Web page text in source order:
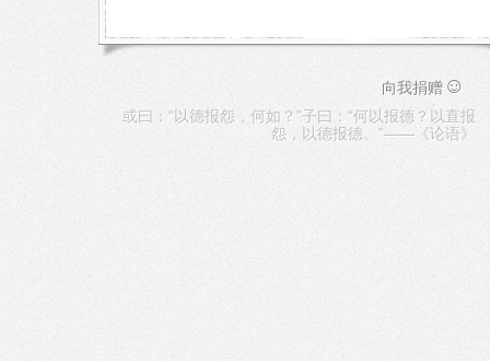
向我捐赠 ☺
或曰：“以德报怨，何如？”子曰：“何以报德？以直报
怨，以德报德。”——《论语》